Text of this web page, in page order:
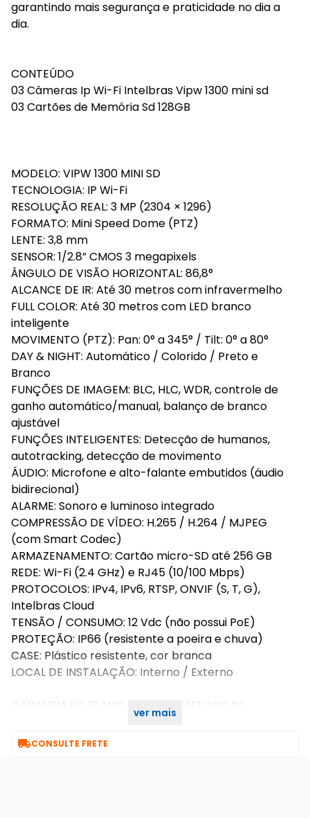
garantindo mais segurança e praticidade no dia a
dia.
CONTEÚDO
03 Câmeras Ip Wi-Fi Intelbras Vipw 1300 mini sd
03 Cartões de Memória Sd 128GB
MODELO: VIPW 1300 MINI SD
TECNOLOGIA: IP Wi-Fi
RESOLUÇÃO REAL: 3 MP (2304 × 1296)
FORMATO: Mini Speed Dome (PTZ)
LENTE: 3,8 mm
SENSOR: 1/2.8” CMOS 3 megapixels
ÂNGULO DE VISÃO HORIZONTAL: 86,8°
ALCANCE DE IR: Até 30 metros com infravermelho
FULL COLOR: Até 30 metros com LED branco
inteligente
MOVIMENTO (PTZ): Pan: 0° a 345° / Tilt: 0° a 80°
DAY & NIGHT: Automático / Colorido / Preto e
Branco
FUNÇÕES DE IMAGEM: BLC, HLC, WDR, controle de
ganho automático/manual, balanço de branco
ajustável
FUNÇÕES INTELIGENTES: Detecção de humanos,
autotracking, detecção de movimento
ÁUDIO: Microfone e alto-falante embutidos (áudio
bidirecional)
ALARME: Sonoro e luminoso integrado
COMPRESSÃO DE VÍDEO: H.265 / H.264 / MJPEG
(com Smart Codec)
ARMAZENAMENTO: Cartão micro-SD até 256 GB
REDE: Wi-Fi (2.4 GHz) e RJ45 (10/100 Mbps)
PROTOCOLOS: IPv4, IPv6, RTSP, ONVIF (S, T, G),
Intelbras Cloud
TENSÃO / CONSUMO: 12 Vdc (não possui PoE)
PROTEÇÃO: IP66 (resistente a poeira e chuva)
CASE: Plástico resistente, cor branca
LOCAL DE INSTALAÇÃO: Interno / Externo
GARANTIA DE 01 ANO CONTRA DEFEITOS DE
ver mais
CONSULTE FRETE